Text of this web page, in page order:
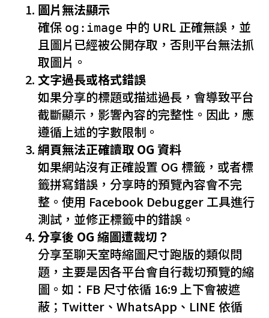
圖片無法顯示
確保 og:image 中的 URL 正確無誤，並
且圖片已經被公開存取，否則平台無法抓
取圖片。
文字過長或格式錯誤
如果分享的標題或描述過長，會導致平台
截斷顯示，影響內容的完整性。因此，應
遵循上述的字數限制。
網頁無法正確讀取 OG 資料
如果網站沒有正確設置 OG 標籤，或者標
籤拼寫錯誤，分享時的預覽內容會不完
整。使用 Facebook Debugger 工具進行
測試，並修正標籤中的錯誤。
分享後 OG 縮圖遭裁切？
分享至聊天室時縮圖尺寸跑版的類似問
題，主要是因各平台會自行裁切預覽的縮
圖。如：FB 尺寸依循 16:9 上下會被遮
蔽；Twitter、WhatsApp、LINE 依循